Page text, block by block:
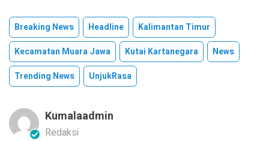
Breaking News Headline
Kalimantan Timur
Kecamatan Muara Jawa
Kutai Kartanegara
News
Trending News
UnjukRasa
Kumalaadmin
Redaksi